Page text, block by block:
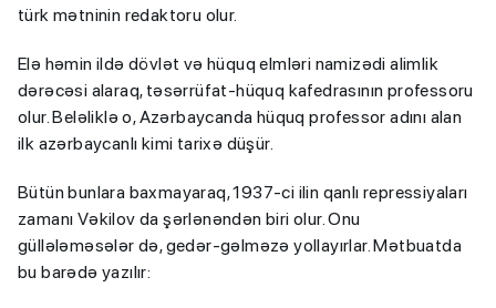
türk mətninin redaktoru olur.
Elə həmin ildə dövlət və hüquq elmləri namizədi alimlik
dərəcəsi alaraq, təsərrüfat-hüquq kafedrasının professoru
olur. Beləliklə o, Azərbaycanda hüquq professor adını alan
ilk azərbaycanlı kimi tarixə düşür.
Bütün bunlara baxmayaraq, 1937-ci ilin qanlı repressiyaları
zamanı Vəkilov da şərlənəndən biri olur. Onu
güllələməsələr də, gedər-gəlməzə yollayırlar. Mətbuatda
bu barədə yazılır: